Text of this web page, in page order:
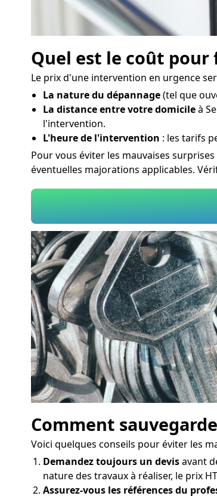
Quel est le coût pour
Le prix d'une intervention en urgence
La nature du dépannage(tel que
La distance entre votre domicileà
l'intervention.
L'heure de l'intervention : les tarifs
Pour vous éviter les mauvaises
éventuelles majorations applicables.
Comment
Voici quelques conseils pour éviter les
Demandez toujours un devisavant
nature des travaux à réaliser, le prix
Assurez-vous les références du